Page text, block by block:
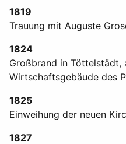
1819
Trauung mit Auguste
1824
Großbrand in Töttelstädt,
Wirtschaftsgebäude des
1825
Einweihung der neuen
1827